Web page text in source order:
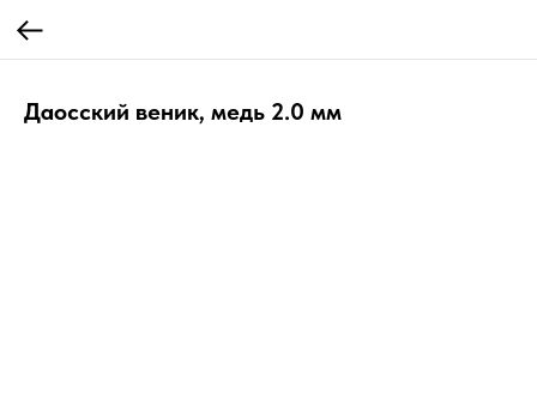
Даосский веник, медь 2.0 мм